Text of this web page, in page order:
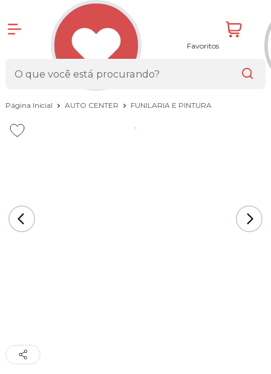
Favoritos
Página Inicial AUTO CENTER FUNILARIA E PINTURA